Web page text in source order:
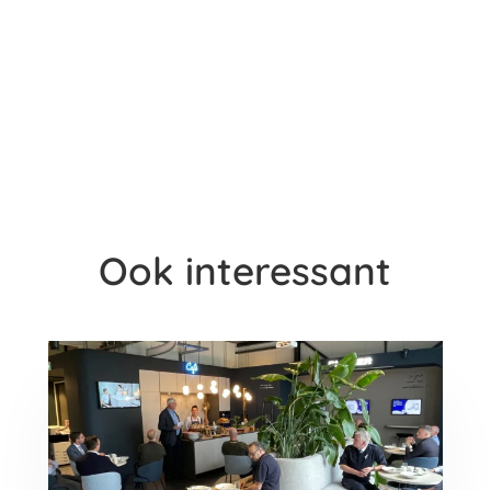
Ook interessant